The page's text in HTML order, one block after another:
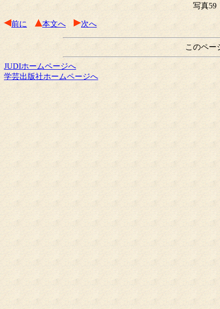
写真
前に 本文へ 次へ
このペー
JUDIホームページへ
学芸出版社ホームページへ